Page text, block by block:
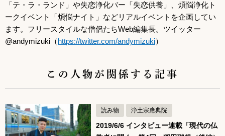
「テ・ラ・ランド」や失恋浄化バー「失恋供養」、煩悩浄化ト
ークイベント「煩悩ナイト」などリアルイベントを企画してい
ます。フリースタイルな僧侶たちWeb編集長。ツイッター
@andymizuki（https://twitter.com/andymizuki）
この人物が関係する記事
読み物 浄土宗應典院
2019/6/6 インタビュー連載「現代の仏